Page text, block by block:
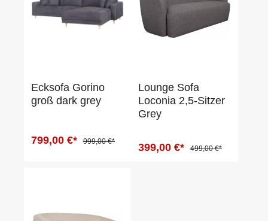
Ecksofa Gorino
groß dark grey
799,00 €* 999,00 €*
Lounge Sofa
Loconia 2,5-Sitzer
Grey
399,00 €* 499,00 €*